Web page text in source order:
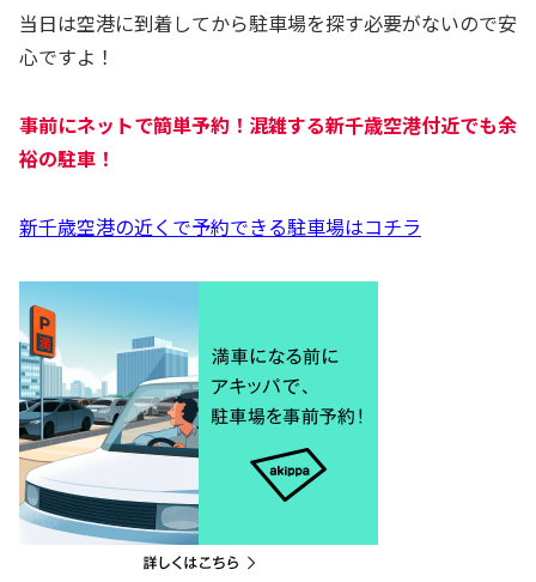
当日は空港に到着してから駐車場を探す必要がないので安
心ですよ！
事前にネットで簡単予約！混雑する新千歳空港付近でも余
裕の駐車！
新千歳空港の近くで予約できる駐車場はコチラ